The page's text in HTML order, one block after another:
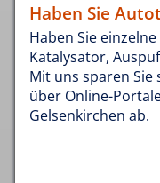
Haben Sie
Haben Sie
Katalysator,
Mit uns sparen Sie
über Online-
Gelsenkirchen ab.